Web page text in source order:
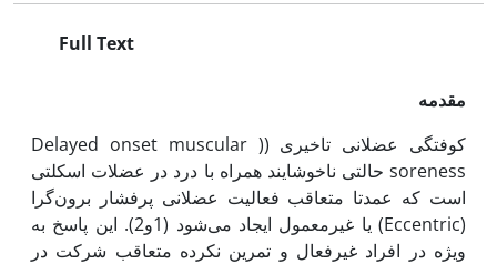
Full Text
مقدمه
کوفتگی عضلانی تاخیری ((Delayed onset muscular
soreness حالتی ناخوشایند همراه با درد در عضلات اسکلتی
است که عمدتا متعاقب فعالیت عضلانی پر‌فشار برون‌گرا
(Eccentric) یا غیر‌معمول ایجاد می‌شود (1و2). این پاسخ به
ویژه در افراد غیرفعال و تمرین نکرده متعاقب شرکت در